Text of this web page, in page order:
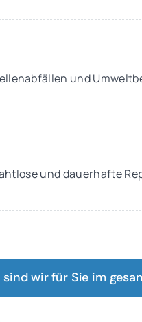
und
und dauerhafte
sind wir für Sie im